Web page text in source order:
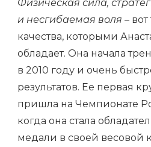
Физическая сила,
и несгибаемая воля –
качества, которыми
обладает. Она начала
в 2010 году и очень
результатов. Ее первая
пришла на Чемпионате
когда она стала
медали в своей весовой